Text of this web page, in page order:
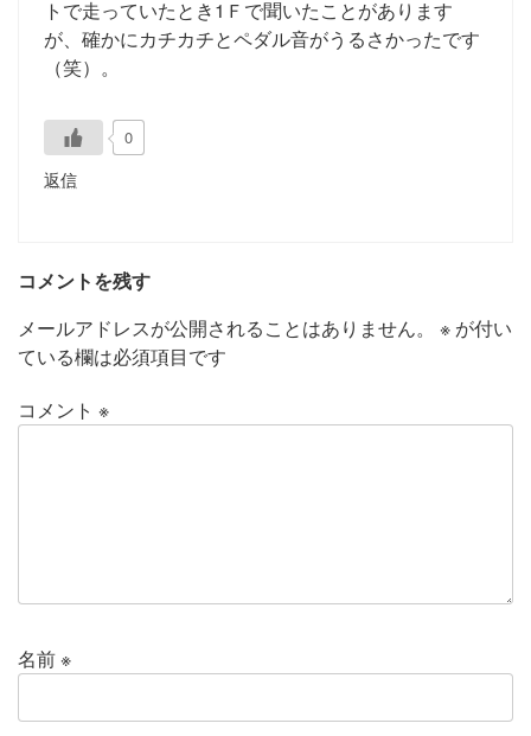
トで走っていたとき1Ｆで聞いたことがあります
が、確かにカチカチとペダル音がうるさかったです
（笑）。
0
返信
コメントを残す
メールアドレスが公開されることはありません。
※ が付い
ている欄は必須項目です
コメント ※
名前※